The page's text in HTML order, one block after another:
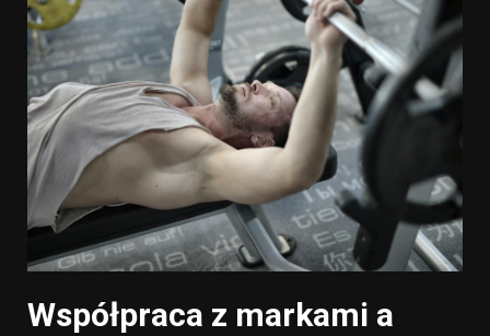
Współpraca z markami a